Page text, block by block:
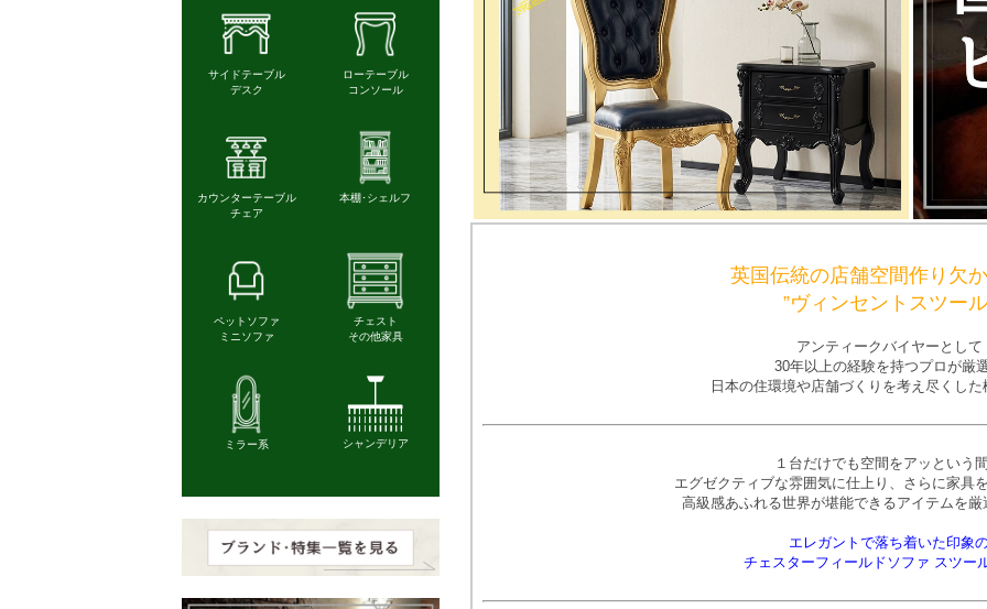
英国伝統の店舗空間作り欠
”ヴィンセントスツー
アンティークバイヤーとして
30年以上の経験を持つプロが厳
日本の住環境や店舗づくりを考え尽くし
１台だけでも空間をアッという
エグゼクティブな雰囲気に仕上り、さらに家具
高級感あふれる世界が堪能できるアイテムを
エレガントで落ち着いた印象
チェスターフィールドソファ スツー